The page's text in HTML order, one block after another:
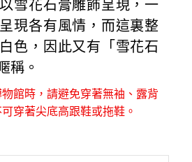
雪花石膏雕飾呈現，一
現各有風情，而這裏整
色，因此又有「雪花石
稱。
館時，請避免穿著無袖、露背
穿著尖底高跟鞋或拖鞋。